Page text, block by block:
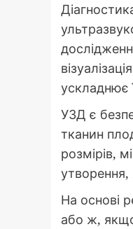
ускладнює
УЗД є
тканин
розмірів,
утворення,
На основі
або ж, якщо